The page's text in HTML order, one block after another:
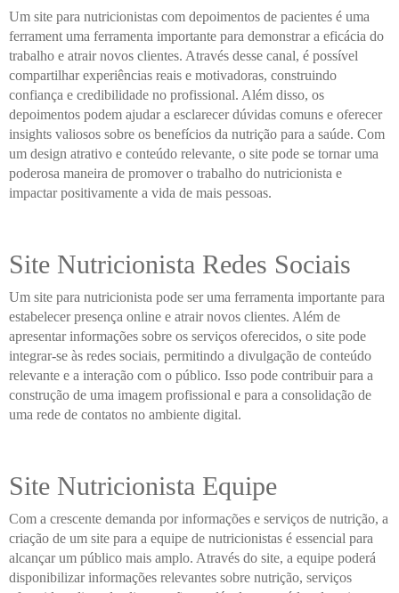
Um site para nutricionistas com depoimentos de pacientes é uma
ferrament uma ferramenta importante para demonstrar a eficácia do
trabalho e atrair novos clientes. Através desse canal, é possível
compartilhar experiências reais e motivadoras, construindo
confiança e credibilidade no profissional. Além disso, os
depoimentos podem ajudar a esclarecer dúvidas comuns e oferecer
insights valiosos sobre os benefícios da nutrição para a saúde. Com
um design atrativo e conteúdo relevante, o site pode se tornar uma
poderosa maneira de promover o trabalho do nutricionista e
impactar positivamente a vida de mais pessoas.
Site Nutricionista Redes Sociais
Um site para nutricionista pode ser uma ferramenta importante para
estabelecer presença online e atrair novos clientes. Além de
apresentar informações sobre os serviços oferecidos, o site pode
integrar-se às redes sociais, permitindo a divulgação de conteúdo
relevante e a interação com o público. Isso pode contribuir para a
construção de uma imagem profissional e para a consolidação de
uma rede de contatos no ambiente digital.
Site Nutricionista Equipe
Com a crescente demanda por informações e serviços de nutrição, a
criação de um site para a equipe de nutricionistas é essencial para
alcançar um público mais amplo. Através do site, a equipe poderá
disponibilizar informações relevantes sobre nutrição, serviços